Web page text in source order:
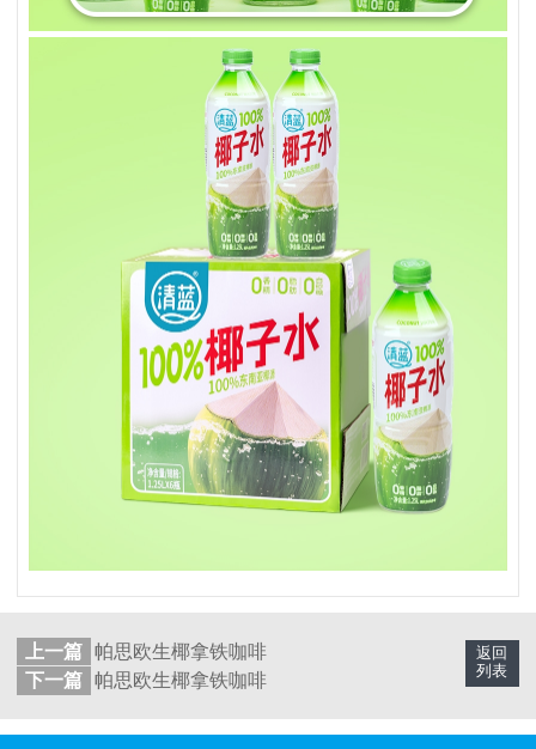
返回
列表
上一篇 帕思欧生椰拿铁咖啡
下一篇 帕思欧生椰拿铁咖啡